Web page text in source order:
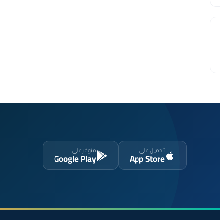
تحميل على
App Store
متوفر على
Google Play